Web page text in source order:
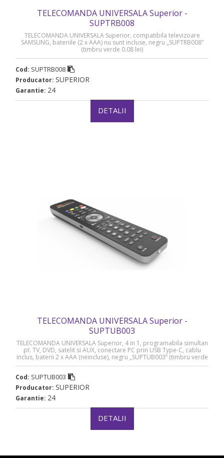
TELECOMANDA UNIVERSALA Superior -
SUPTRB008
TELECOMANDA UNIVERSALA Superior, compatibila televizoare
SAMSUNG, bateriile (2 x AAA) nu sunt incluse, negru „SUPTRB008”
(timbru verde 0.08 lei)
Cod: SUPTRB008
Producator: SUPERIOR
Garantie: 24
DETALII
TELECOMANDA UNIVERSALA Superior -
SUPTUB003
TELECOMANDA UNIVERSALA Superior, 4 in 1, programabila simultan
pt. TV, DVD, satelit si AUX, conectare PC prin USB Type-C, cablu
inclus, baterii 2 x AAA (neincluse), negru „SUPTUB003” (timbru verde
0.18 lei)
Cod: SUPTUB003
Producator: SUPERIOR
Garantie: 24
DETALII